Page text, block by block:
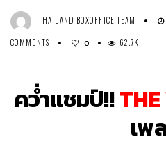
THAILAND BOXOFFICE TEAM
COMMENTS
0 62.7K
คว่ำแชมป์!!
เพ